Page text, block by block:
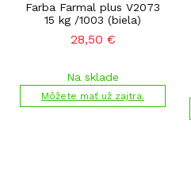
Farba Farmal plus V2073
15 kg /1003 (biela)
28,50 €
Na sklade
Môžete mať už zajtra.